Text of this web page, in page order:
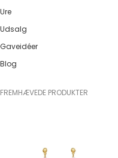
Ure
Udsalg
Gaveidéer
Blog
FREMHÆVEDE PRODUKTER